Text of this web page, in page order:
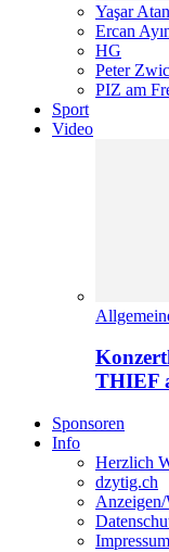
Yaşar Atan
Ercan
HG
Peter
PIZ am
Sport
Video
THIEF
Sponsoren
Info
Herzlich
dzytig.ch
Impressum